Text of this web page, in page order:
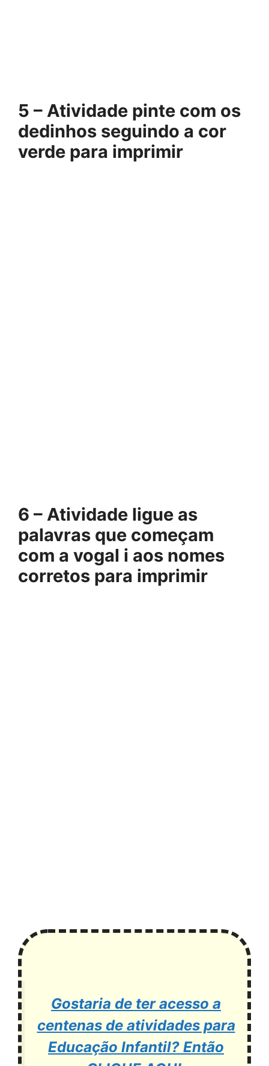
5 – Atividade pinte com os
dedinhos seguindo a cor
verde para imprimir
6 – Atividade ligue as
palavras que começam
com a vogal i aos nomes
corretos para imprimir
Gostaria de ter acesso a
centenas de atividades para
Educação Infantil? Então